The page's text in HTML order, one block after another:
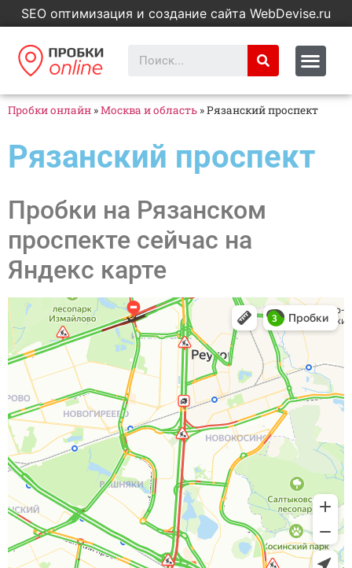
SEO оптимизация и создание сайта WebDevise.ru
Пробки онлайн »Москва и область »Рязанский проспект
Рязанский проспект
Пробки на Рязанском
проспекте сейчас на
Яндекс карте